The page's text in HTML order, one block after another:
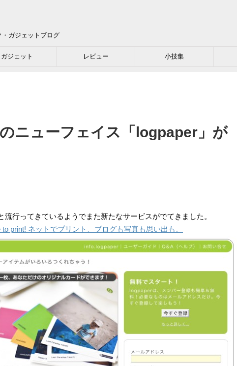
ガジェットブログ
ガジェット レビュー 小技集
ニューフェイス「logpaper」が
流行ってきているようでまた新たなサービスがでてきました。
to print! ネットでプリント、ブログも写真も思い出も。